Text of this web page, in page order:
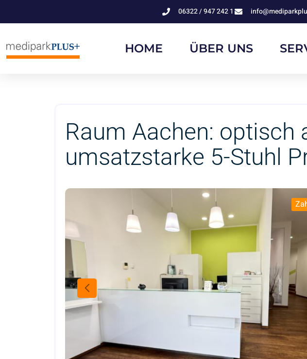
06322 / 947 242 1
HOME ÜBER UNS
Raum Aachen: optisch
umsatzstarke 5-Stuhl